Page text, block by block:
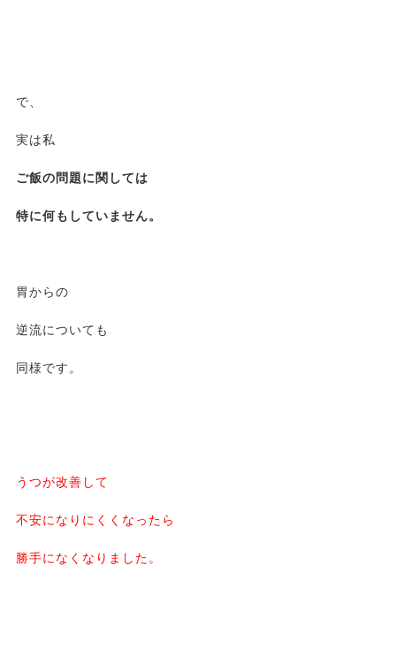
で、
実は私
ご飯の問題に関しては
特に何もしていません。
胃からの
逆流についても
同様です。
うつが改善して
不安になりにくくなったら
勝手になくなりました。